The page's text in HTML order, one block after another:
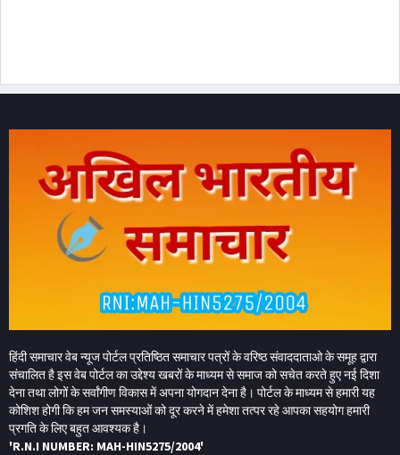
हिंदी समाचार वेब न्यूज पोर्टल प्रतिष्ठित समाचार पत्रों के वरिष्ठ संवाददाताओ के समूह द्वारा
संचालित है इस वेब पोर्टल का उद्देश्य खबरों के माध्यम से समाज को सचेत करते हुए नई दिशा
देना तथा लोगों के सर्वांगीण विकास में अपना योगदान देना है। पोर्टल के माध्यम से हमारी यह
कोशिश होगी कि हम जन समस्याओं को दूर करने में हमेशा तत्पर रहे आपका सहयोग हमारी
प्रगति के लिए बहुत आवश्यक है।
'R.N.I NUMBER: MAH-HIN5275/2004'